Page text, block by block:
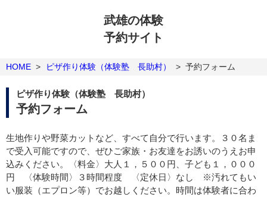
武雄の体験
予約サイト
HOME > ピザ作り体験（体験塾 長助村） > 予約フォーム
ピザ作り体験（体験塾 長助村）
予約フォーム
生地作りや野菜カットなど、すべて自分で行います。３０名ま
で受入可能ですので、ぜひご家族・お友達をお誘いのうえお申
込みください。〈料金〉大人１，５００円、子ども１，０００
円 〈体験時間〉３時間程度 〈定休日〉なし ※汚れてもい
い服装（エプロン等）でお越しください。時間は体験者に合わ